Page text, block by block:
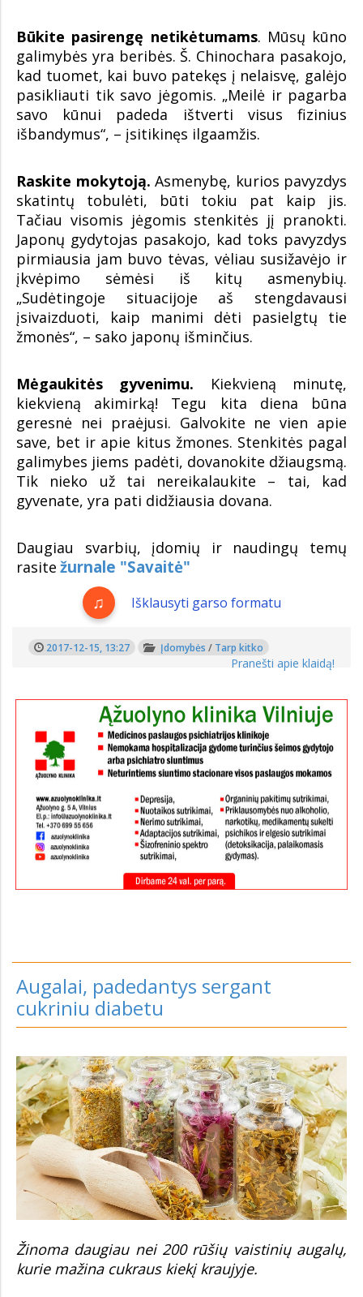
Būkite pasirengę netikėtumams. Mūsų kūno
galimybės yra beribės. Š. Chinochara pasakojo,
kad tuomet, kai buvo patekęs į nelaisvę, galėjo
pasikliauti tik savo jėgomis. „Meilė ir pagarba
savo kūnui padeda ištverti visus fizinius
išbandymus“, – įsitikinęs ilgaamžis.
Raskite mokytoją. Asmenybę, kurios pavyzdys
skatintų tobulėti, būti tokiu pat kaip jis.
Tačiau visomis jėgomis stenkitės jį pranokti.
Japonų gydytojas pasakojo, kad toks pavyzdys
pirmiausia jam buvo tėvas, vėliau susižavėjo ir
įkvėpimo sėmėsi iš kitų asmenybių.
„Sudėtingoje situacijoje aš stengdavausi
įsivaizduoti, kaip manimi dėti pasielgtų tie
žmonės“, – sako japonų išminčius.
Mėgaukitės gyvenimu. Kiekvieną minutę,
kiekvieną akimirką! Теgu kita diena būna
geresnė nei praėjusi. Galvokite ne vien apie
save, bet ir apie kitus žmones. Stenkitės pagal
galimybes jiems padėti, dovanokite džiaugsmą.
Tik nieko už tai nereikalaukite – tai, kad
gyvenate, yra pati didžiausia dovana.
Daugiau svarbių, įdomių ir naudingų temų
rasite žurnale "Savaitė"
Išklausyti garso formatu
2017-12-15, 13:27 Įdomybės / Tarp kitko
Pranešti apie klaidą!
Augalai, padedantys sergant
cukriniu diabetu
Žinoma daugiau nei 200 rūšių vaistinių augalų,
kurie mažina cukraus kiekį kraujyje.